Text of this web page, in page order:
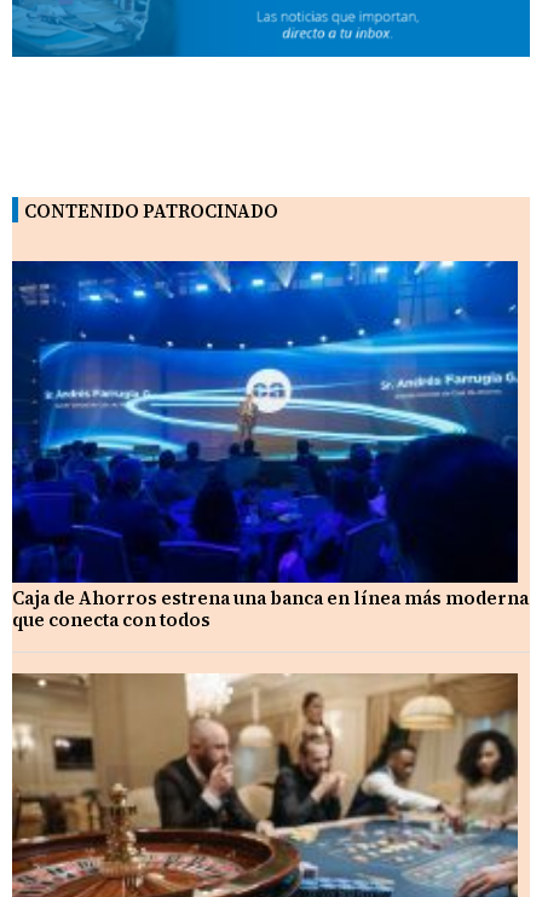
CONTENIDO PATROCINADO
Caja de Ahorros estrena una banca en línea más moderna
que conecta con todos